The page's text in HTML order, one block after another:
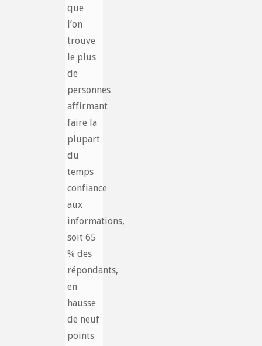
que
l’on
trouve
le plus
de
personnes
affirmant
faire la
plupart
du
temps
confiance
aux
informations,
soit 65
% des
répondants,
en
hausse
de neuf
points